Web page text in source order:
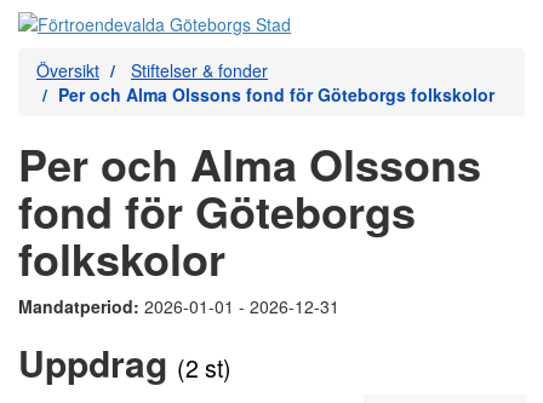
Översikt
Stiftelser & fonder
Per och Alma Olssons fond för Göteborgs folkskolor
Per och Alma Olssons
fond för Göteborgs
folkskolor
Mandatperiod: 2026-01-01 - 2026-12-31
Uppdrag (2 st)